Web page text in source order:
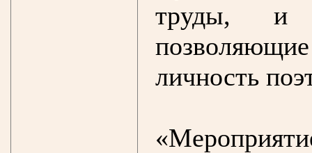
труды, и
личность